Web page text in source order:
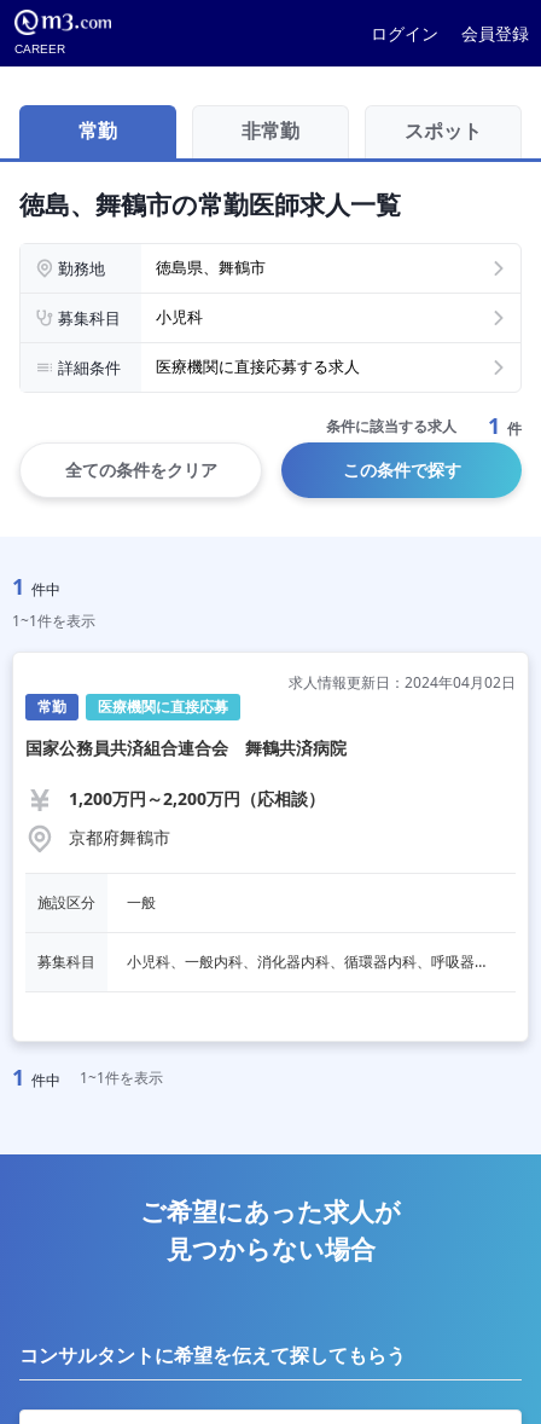
CAREER
ログイン 会員登録
常勤 非常勤 スポット
徳島、舞鶴市の常勤医師求人一覧
勤務地 徳島県、舞鶴市
募集科目 小児科
詳細条件 医療機関に直接応募する求人
条件に該当する求人 1 件
全ての条件をクリア この条件で探す
1 件中
1~1件を表示
常勤 医療機関に直接応募
求人情報更新日：2024年04月02日
国家公務員共済組合連合会 舞鶴共済病院
1,200万円～2,200万円（応相談）
京都府舞鶴市
施設区分 一般
募集科目 小児科、一般内科、消化器内科、循環器内科、呼吸器内科、血液内科、耳鼻咽喉科、その他
1 件中 1~1件を表示
ご希望にあった求人が
見つからない場合
コンサルタントに希望を伝えて探してもらう